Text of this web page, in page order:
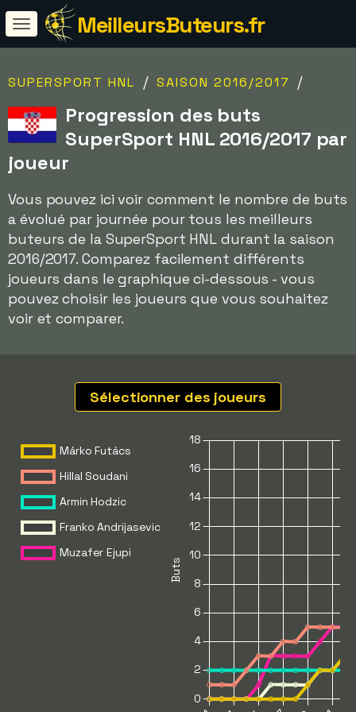
MeilleursButeurs.fr
SUPERSPORT HNL / SAISON 2016/2017 /
Progression des buts
SuperSport HNL 2016/2017 par
joueur
Vous pouvez ici voir comment le nombre de buts
a évolué par journée pour tous les meilleurs
buteurs de la SuperSport HNL durant la saison
2016/2017. Comparez facilement différents
joueurs dans le graphique ci-dessous - vous
pouvez choisir les joueurs que vous souhaitez
voir et comparer.
Sélectionner des joueurs